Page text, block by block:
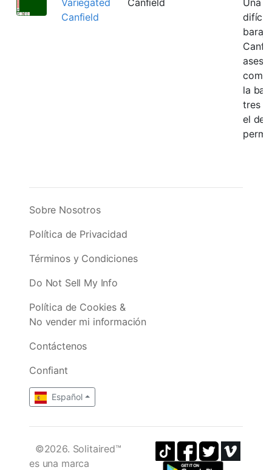
Canfield
difícil
ases
la
tres
el
Sobre Nosotros
Política de Privacidad
Términos y Condiciones
Do Not Sell My Info
Política de Cookies &
No vender mi información
Contáctenos
Confiant
Español
©2026. Solitaired™
es una marca